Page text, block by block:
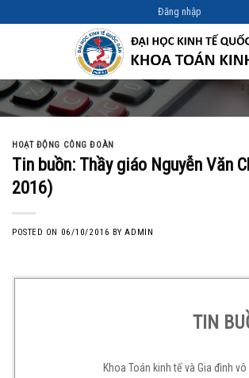
to
Đăng nhập
HOẠT ĐỘNG CÔNG ĐOÀN
Tin buồn: Thầy giáo Nguyễn Văn
2016)
POSTED ON 06/10/2016 BYADMIN
TIN
Khoa Toán kinh tế và Gia đình